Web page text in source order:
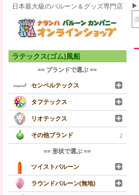
日本最大級のバルーン＆グッズ専門店
ラテックス(ゴム)風船
== ブランドで選ぶ ==
センペルテックス
タフテックス
リオテックス
その他ブランド
2
== 形状で選ぶ ==
ツイストバルーン
ラウンドバルーン(無地)